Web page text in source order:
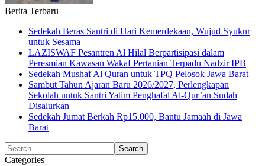
Berita Terbaru
Sedekah Beras Santri di Hari Kemerdekaan, Wujud Syukur
untuk Sesama
LAZISWAF Pesantren Al Hilal Berpartisipasi dalam
Peresmian Kawasan Wakaf Pertanian Terpadu Nadzir IPB
Sedekah Mushaf Al Quran untuk TPQ Pelosok Jawa Barat
Sambut Tahun Ajaran Baru 2026/2027, Perlengkapan
Sekolah untuk Santri Yatim Penghafal Al-Qur’an Sudah
Disalurkan
Sedekah Jumat Berkah Rp15.000, Bantu Jamaah di Jawa
Barat
Categories